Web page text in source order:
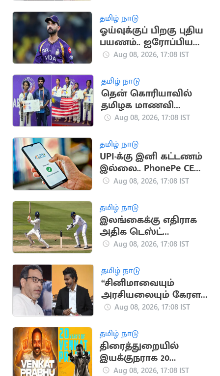
தமிழ் நாடு
ஓய்வுக்குப் பிறகு புதிய
பயணம்.. ஐரோப்பிய
டி20 லீக்கில்
Aug 08, 2026, 17:08 IST
தமிழ் நாடு
தென் கொரியாவில்
தமிழக மாணவி
அசத்தல்.. உலக
போட்டியில்
வெண்கலம்
Aug 08, 2026, 17:08 IST
தமிழ் நாடு
UPI-க்கு இனி கட்டணம்
இல்லை.. PhonePe CEO
சமீர் நிகாம் உறுதி
Aug 08, 2026, 17:08 IST
தமிழ் நாடு
இலங்கைக்கு எதிராக
அதிக டெஸ்ட்
விக்கெட்டுகள்
வீரர்கள்
Aug 08, 2026, 17:08 IST
தமிழ் நாடு
“சினிமாவையும்
அரசியலையும் கேரள
மக்கள் பிரித்துப் பார்க்க
Aug 08, 2026, 17:08 IST
தமிழ் நாடு
திரைத்துறையில்
இயக்குநராக 20
ஆண்டுகள் நிறைவு..
Aug 08, 2026, 17:08 IST